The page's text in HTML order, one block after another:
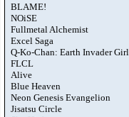
BLAME!
NOiSE
Fullmetal Alchemist
Excel Saga
Q-Ko-Chan: Earth Invader Girl
FLCL
Alive
Blue Heaven
Neon Genesis Evangelion
Jisatsu Circle